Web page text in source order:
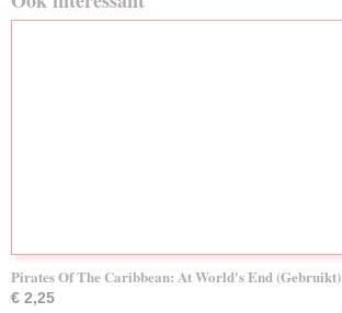
Pirates Of The Caribbean: At World's End (Gebruikt)
€ 2,25